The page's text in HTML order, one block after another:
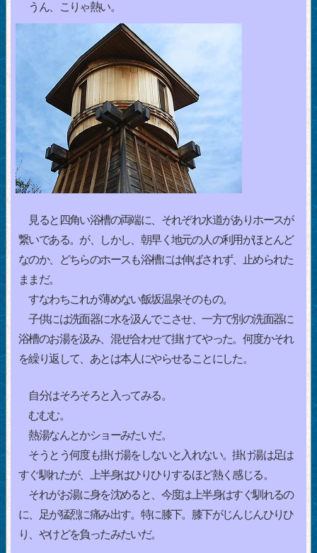
うん、こりゃ熱い。
見ると四角い浴槽の両端に、それぞれ水道がありホースが
繋いである。が、しかし、朝早く地元の人の利用がほとんど
なのか、どちらのホースも浴槽には伸ばされず、止められた
ままだ。
すなわちこれが薄めない飯坂温泉そのもの。
子供には洗面器に水を汲んでこさせ、一方で別の洗面器に
浴槽のお湯を汲み、混ぜ合わせて掛けてやった。何度かそれ
を繰り返して、あとは本人にやらせることにした。
自分はそろそろと入ってみる。
むむむ。
熱湯なんとかショーみたいだ。
そうとう何度も掛け湯をしないと入れない。掛け湯は足は
すぐ馴れたが、上半身はひりひりするほど熱く感じる。
それがお湯に身を沈めると、今度は上半身はすぐ馴れるの
に、足が猛烈に痛み出す。特に膝下。膝下がじんじんひりひ
り、やけどを負ったみたいだ。